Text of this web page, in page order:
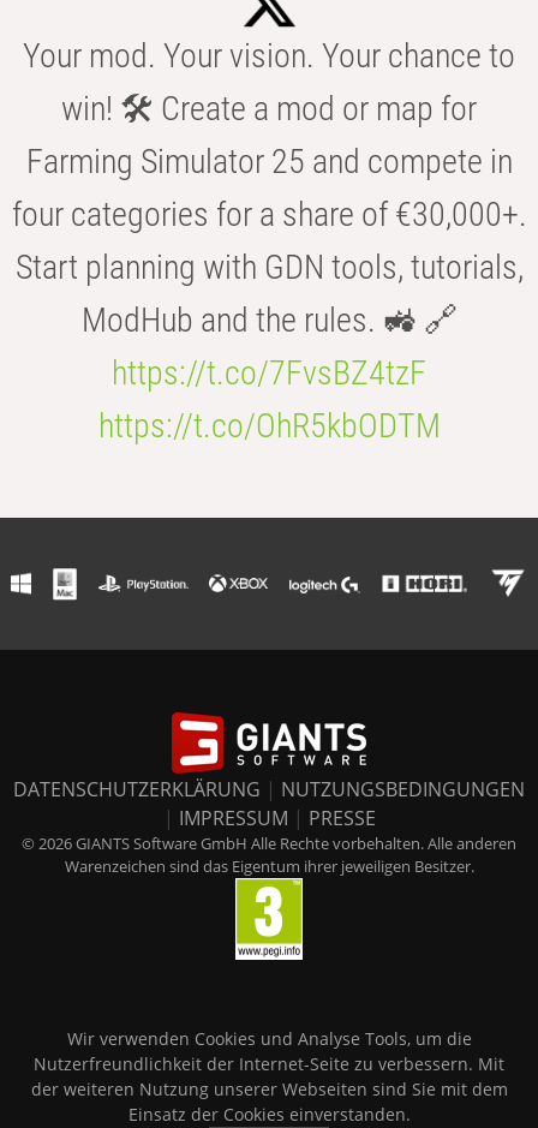
Your mod. Your vision. Your chance to
win! 🛠️ Create a mod or map for
Farming Simulator 25 and compete in
four categories for a share of €30,000+.
Start planning with GDN tools, tutorials,
ModHub and the rules. 🚜 🔗
https://t.co/7FvsBZ4tzF
https://t.co/OhR5kbODTM
DATENSCHUTZERKLÄRUNG | NUTZUNGSBEDINGUNGEN
| IMPRESSUM | PRESSE
© 2026 GIANTS Software GmbH Alle Rechte vorbehalten. Alle anderen
Warenzeichen sind das Eigentum ihrer jeweiligen Besitzer.
Wir verwenden Cookies und Analyse Tools, um die
Nutzerfreundlichkeit der Internet-Seite zu verbessern. Mit
der weiteren Nutzung unserer Webseiten sind Sie mit dem
Einsatz der Cookies einverstanden.